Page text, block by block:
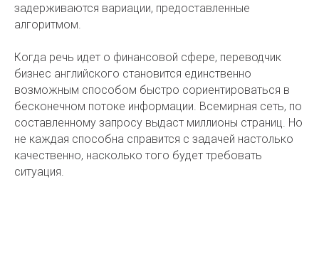
задерживаются вариации, предоставленные
алгоритмом.
Когда речь идет о финансовой сфере, переводчик
бизнес английского становится единственно
возможным способом быстро сориентироваться в
бесконечном потоке информации. Всемирная сеть, по
составленному запросу выдаст миллионы страниц. Но
не каждая способна справится с задачей настолько
качественно, насколько того будет требовать
ситуация.